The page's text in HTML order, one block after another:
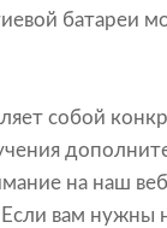
батареи
собой
на наш
вам